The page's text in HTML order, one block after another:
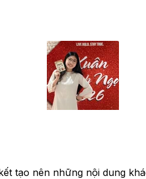
tạo nên những nội dung